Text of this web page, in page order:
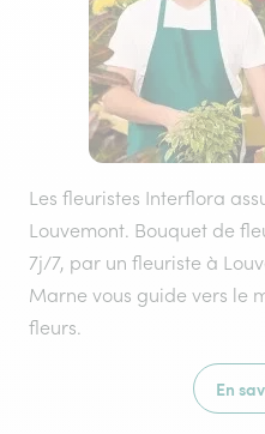
Les fleuristes Interflora
Louvemont. Bouquet de
7j/7, par un fleuriste à
Marne vous guide vers le
fleurs.
En